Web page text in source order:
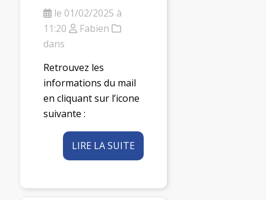
le 01/02/2025 à
11:20
Fabien
dans
Retrouvez les
informations du mail
en cliquant sur l’icone
suivante :
LIRE LA SUITE